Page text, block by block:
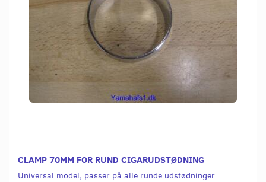
CLAMP 70MM FOR RUND CIGARUDSTØDNING
Universal model, passer på alle runde udstødninger